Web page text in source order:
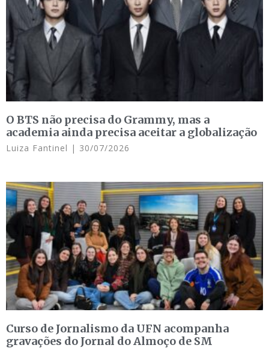
O BTS não precisa do Grammy, mas a
academia ainda precisa aceitar a globalização
Luiza Fantinel 30/07/2026
Curso de Jornalismo da UFN acompanha
gravações do Jornal do Almoço de SM